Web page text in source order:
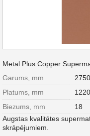
Metal Plus Copper
Garums, mm
2750
Platums, mm
1220
Biezums, mm
18
Augstas kvalitātes
skrāpējumiem.